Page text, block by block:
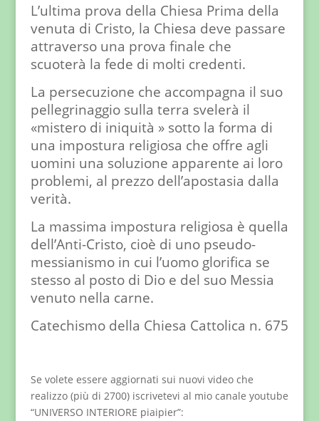
L’ultima prova della Chiesa Prima della
venuta di Cristo, la Chiesa deve passare
attraverso una prova finale che
scuoterà la fede di molti credenti.
La persecuzione che accompagna il suo
pellegrinaggio sulla terra svelerà il
«mistero di iniquità » sotto la forma di
una impostura religiosa che offre agli
uomini una soluzione apparente ai loro
problemi, al prezzo dell’apostasia dalla
verità.
La massima impostura religiosa è quella
dell’Anti-Cristo, cioè di uno pseudo-
messianismo in cui l’uomo glorifica se
stesso al posto di Dio e del suo Messia
venuto nella carne.
Catechismo della Chiesa Cattolica n. 675
Se volete essere aggiornati sui nuovi video che
realizzo (più di 2700) iscrivetevi al mio canale youtube
“UNIVERSO INTERIORE piaipier”: